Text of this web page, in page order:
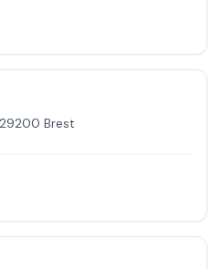
29200 Brest